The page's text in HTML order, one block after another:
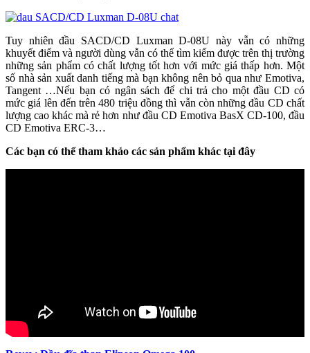
Tuy nhiên đầu SACD/CD Luxman D-08U này vẫn có những
khuyết điểm và người dùng vẫn có thể tìm kiếm được trên thị trường
những sản phẩm có chất lượng tốt hơn với mức giá thấp hơn. Một
số nhà sản xuất danh tiếng mà bạn không nên bỏ qua như Emotiva,
Tangent …Nếu bạn có ngân sách để chi trả cho một đầu CD có
mức giá lên đến trên 480 triệu đồng thì vẫn còn những đầu CD chất
lượng cao khác mà rẻ hơn như đầu CD Emotiva BasX CD-100, đầu
CD Emotiva ERC-3…
Các bạn có thể tham khảo các sản phẩm khác tại đây